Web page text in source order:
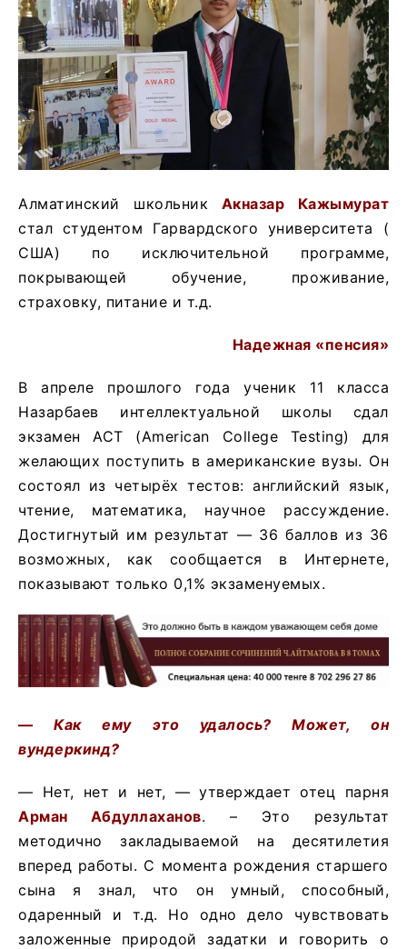
Алматинский школьник Акназар Кажымурат
стал студентом Гарвардского университета (
США) по исключительной программе,
покрывающей обучение, проживание,
страховку, питание и т.д.
Надежная «пенсия»
В апреле прошлого года ученик 11 класса
Назарбаев интеллектуальной школы сдал
экзамен ACT (American College Testing) для
желающих поступить в американские вузы. Он
состоял из четырёх тестов: английский язык,
чтение, математика, научное рассуждение.
Достигнутый им результат — 36 баллов из 36
возможных, как сообщается в Интернете,
показывают только 0,1% экзаменуемых.
— Как ему это удалось? Может, он
вундеркинд?
— Нет, нет и нет, — утверждает отец парня
Арман Абдуллаханов. – Это результат
методично закладываемой на десятилетия
вперед работы. С момента рождения старшего
сына я знал, что он умный, способный,
одаренный и т.д. Но одно дело чувствовать
заложенные природой задатки и говорить о